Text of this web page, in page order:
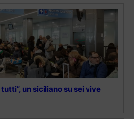
tutti”, un siciliano su sei vive